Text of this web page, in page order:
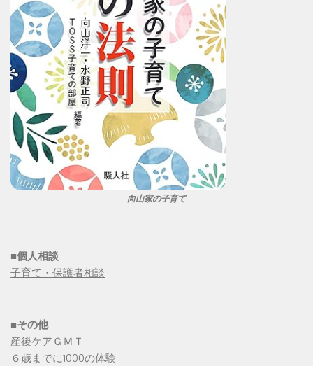
向山家の子育て
■個人相談
子育て・保護者相談
■その他
産後ケアＧＭＴ
６歳までに1000の体験